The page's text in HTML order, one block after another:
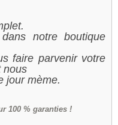
notre boutique
faire parvenir votre
nous
jour mème.
100 % garanties !